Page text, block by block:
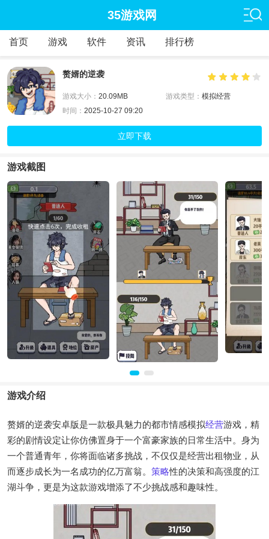
35游戏网
首页 游戏 软件 资讯 排行榜
赘婿的逆袭
游戏大小： 20.09MB 游戏类型： 模拟经营
时间： 2025-10-27 09:20
立即下载
游戏截图
游戏介绍
赘婿的逆袭安卓版是一款极具魅力的都市情感模拟经营游戏，精
彩的剧情设定让你仿佛置身于一个富豪家族的日常生活中。身为
一个普通青年，你将面临诸多挑战，不仅仅是经营出租物业，从
而逐步成长为一名成功的亿万富翁。 策略性的决策和高强度的江
湖斗争，更是为这款游戏增添了不少挑战感和趣味性。